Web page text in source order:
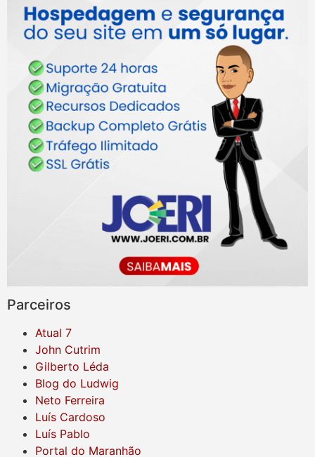
Parceiros
Atual 7
John Cutrim
Gilberto Léda
Blog do Ludwig
Neto Ferreira
Luís Cardoso
Luís Pablo
Portal do Maranhão